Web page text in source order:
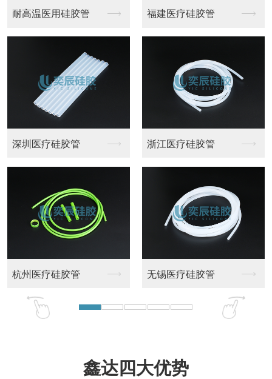
硅胶管
硅胶管
硅胶管
阻燃硅胶管 防静电硅
重庆硅胶管 透明硅胶
薄壁硅胶管 耐压硅胶
鑫达四大优势